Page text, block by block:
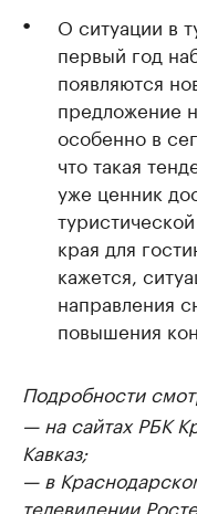
О ситуации в
первый год
появляются
предложение
особенно в
что такая
уже ценник
края для
кажется,
направления
повышения
Подробности
— на сайтах РБК
Кавказ;
— в
телевидении